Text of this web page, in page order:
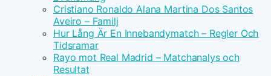
Cristiano Ronaldo Alana Martina Dos Santos
Aveiro – Familj
Hur Lång Är En Innebandymatch – Regler Och
Tidsramar
Rayo mot Real Madrid – Matchanalys och
Resultat